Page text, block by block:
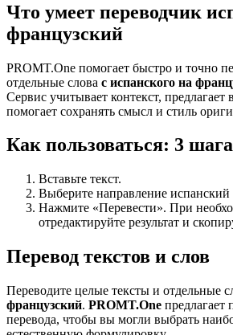
Что умеет переводчик
французский
PROMT.One помогает быстро и точно
отдельные слова с испанского на
Сервис учитывает контекст, предлагает
помогает сохранять смысл и стиль
Как пользоваться: 3
Вставьте текст.
Выберите направление
Нажмите «Перевести». При
отредактируйте результат и
Перевод текстов и слов
Переводите целые тексты и отдельные
французский. PROMT.One предлагает
перевода, чтобы вы могли выбрать